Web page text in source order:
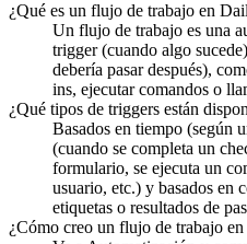
¿Qué es un flujo de trabajo en
Un flujo de trabajo es una
trigger (cuando algo
debería pasar después),
ins, ejecutar comandos o
¿Qué tipos de triggers están
Basados en tiempo (según
(cuando se completa un
formulario, se ejecuta un
usuario, etc.) y basados en
etiquetas o resultados de
¿Cómo creo un flujo de trabajo